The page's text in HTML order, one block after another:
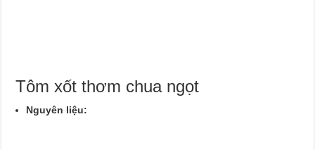
Tôm xốt thơm chua ngọt
Nguyên liệu: